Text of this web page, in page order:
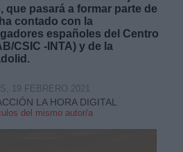
que pasará a formar parte de
contado con la
españoles del Centro
CSIC -INTA) y de la
LA HORA DIGITAL
del mismo autor/a
19 FEBRERO 2021